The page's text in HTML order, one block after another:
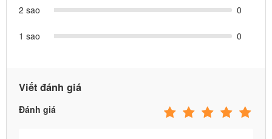
2 sao 0
1 sao 0
Viết đánh giá
Đánh giá